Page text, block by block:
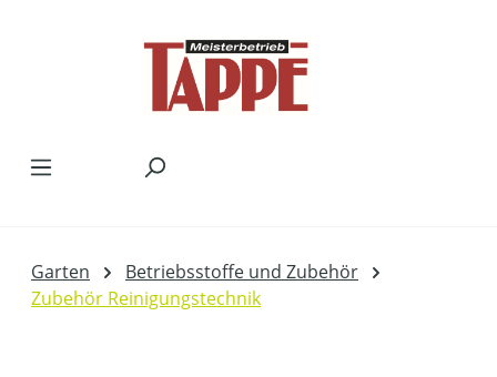
Garten
Betriebsstoffe und Zubehör
Zubehör Reinigungstechnik